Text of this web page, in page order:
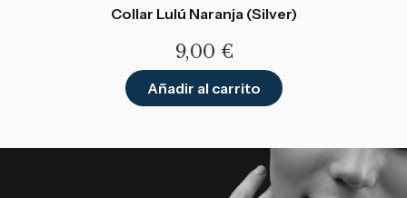
Collar Lulú Naranja (Silver)
9,00 €
Añadir al carrito